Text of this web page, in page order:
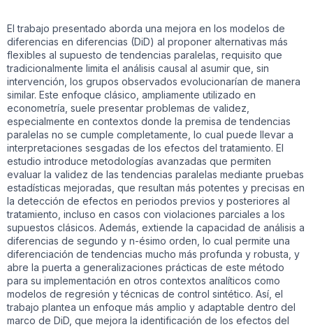
El trabajo presentado aborda una mejora en los modelos de
diferencias en diferencias (DiD) al proponer alternativas más
flexibles al supuesto de tendencias paralelas, requisito que
tradicionalmente limita el análisis causal al asumir que, sin
intervención, los grupos observados evolucionarían de manera
similar. Este enfoque clásico, ampliamente utilizado en
econometría, suele presentar problemas de validez,
especialmente en contextos donde la premisa de tendencias
paralelas no se cumple completamente, lo cual puede llevar a
interpretaciones sesgadas de los efectos del tratamiento. El
estudio introduce metodologías avanzadas que permiten
evaluar la validez de las tendencias paralelas mediante pruebas
estadísticas mejoradas, que resultan más potentes y precisas en
la detección de efectos en periodos previos y posteriores al
tratamiento, incluso en casos con violaciones parciales a los
supuestos clásicos. Además, extiende la capacidad de análisis a
diferencias de segundo y n-ésimo orden, lo cual permite una
diferenciación de tendencias mucho más profunda y robusta, y
abre la puerta a generalizaciones prácticas de este método
para su implementación en otros contextos analíticos como
modelos de regresión y técnicas de control sintético. Así, el
trabajo plantea un enfoque más amplio y adaptable dentro del
marco de DiD, que mejora la identificación de los efectos del